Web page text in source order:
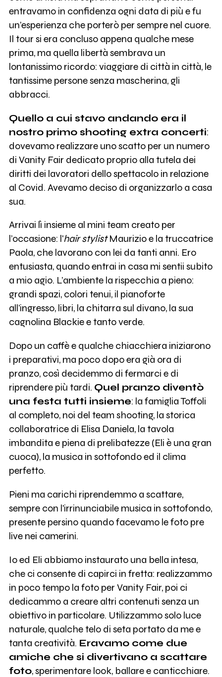
entravamo in confidenza ogni data di più e fu
un’esperienza che porterò per sempre nel cuore.
Il tour si era concluso appena qualche mese
prima, ma quella libertà sembrava un
lontanissimo ricordo: viaggiare di città in città, le
tantissime persone senza mascherina, gli
abbracci.
Quello a cui stavo andando era il
nostro primo shooting extra concerti:
dovevamo realizzare uno scatto per un numero
di Vanity Fair dedicato proprio alla tutela dei
diritti dei lavoratori dello spettacolo in relazione
al Covid. Avevamo deciso di organizzarlo a casa
sua.
Arrivai lì insieme al mini team creato per
l’occasione: l'hair stylistMaurizio e la truccatrice
Paola, che lavorano con lei da tanti anni. Ero
entusiasta, quando entrai in casa mi sentii subito
a mio agio. L’ambiente la rispecchia a pieno:
grandi spazi, colori tenui, il pianoforte
all’ingresso, libri, la chitarra sul divano, la sua
cagnolina Blackie e tanto verde.
Dopo un caffè e qualche chiacchiera iniziarono
i preparativi, ma poco dopo era già ora di
pranzo, così decidemmo di fermarci e di
riprendere più tardi. Quel pranzo diventò
una festa tutti insieme: la famiglia Toffoli
al completo, noi del team shooting, la storica
collaboratrice di Elisa Daniela, la tavola
imbandita e piena di prelibatezze (Eli è una gran
cuoca), la musica in sottofondo ed il clima
perfetto.
Pieni ma carichi riprendemmo a scattare,
sempre con l'irrinunciabile musica in sottofondo,
presente persino quando facevamo le foto pre
live nei camerini.
Io ed Eli abbiamo instaurato una bella intesa,
che ci consente di capirci in fretta: realizzammo
in poco tempo la foto per Vanity Fair, poi ci
dedicammo a creare altri contenuti senza un
obiettivo in particolare. Utilizzammo solo luce
naturale, qualche telo di seta portato da me e
tanta creatività. Eravamo come due
amiche che si divertivano a scattare
foto, sperimentare look, ballare e canticchiare.